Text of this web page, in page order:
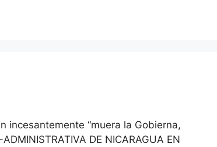
incesantemente “muera la Gobierna,
DE NICARAGUA EN